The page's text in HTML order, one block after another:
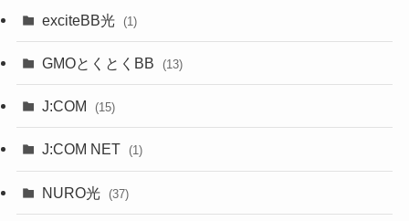
exciteBB光 (1)
GMOとくとくBB (13)
J:COM (15)
J:COM NET (1)
NURO光 (37)